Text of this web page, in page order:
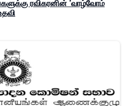
ரவிகரனின் ‘வாழ்வோம்